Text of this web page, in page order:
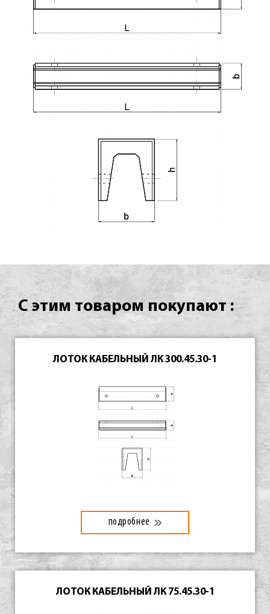
С этим товаром покупают :
ЛОТОК КАБЕЛЬНЫЙ ЛК 300.45.30-1
подробнее
ЛОТОК КАБЕЛЬНЫЙ ЛК 75.45.30-1